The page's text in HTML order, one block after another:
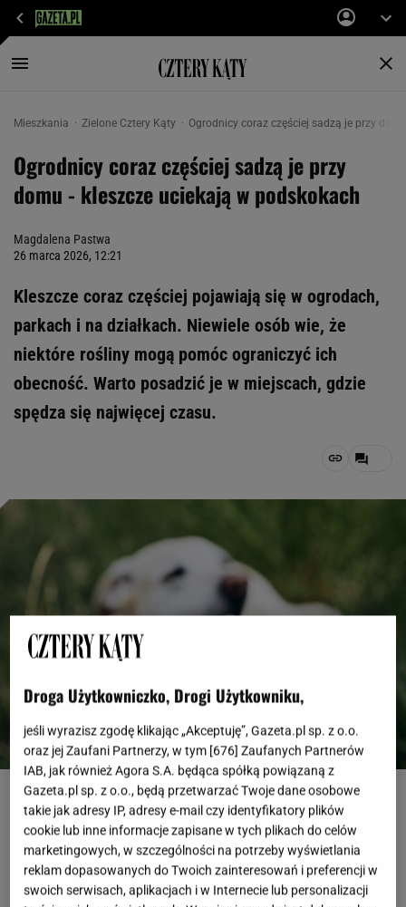
Mieszkania Zielone Cztery Kąty Ogrodnicy coraz częściej sadzą je przy
Ogrodnicy coraz częściej sadzą je przy
domu - kleszcze uciekają w podskokach
Magdalena Pastwa
26 marca 2026, 12:21
Kleszcze coraz częściej pojawiają się w ogrodach,
parkach i na działkach. Niewiele osób wie, że
niektóre rośliny mogą pomóc ograniczyć ich
obecność. Warto posadzić je w miejscach, gdzie
spędza się najwięcej czasu.
Chalabala / iStock
OTWÓRZ GALERIĘ (3)
Po długiej zimie nadchodzi wiosna, a to oznacza, że
wiele osób szuka naturalnych sposobów na
Droga Użytkowniczko, Drogi Użytkowniku,
jeśli wyrazisz zgodę klikając „Akceptuję”, Gazeta.pl sp. z o.o.
oraz jej Zaufani Partnerzy, w tym [676] Zaufanych Partnerów
IAB, jak również Agora S.A. będąca spółką powiązaną z
Gazeta.pl sp. z o.o., będą przetwarzać Twoje dane osobowe
takie jak adresy IP, adresy e-mail czy identyfikatory plików
cookie lub inne informacje zapisane w tych plikach do celów
marketingowych, w szczególności na potrzeby wyświetlania
reklam dopasowanych do Twoich zainteresowań i preferencji w
swoich serwisach, aplikacjach i w Internecie lub personalizacji